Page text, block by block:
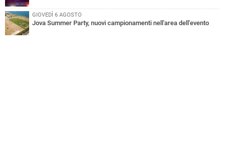
GIOVEDÌ 6 AGOSTO
Jova Summer Party, nuovi campionamenti nell'area dell'evento